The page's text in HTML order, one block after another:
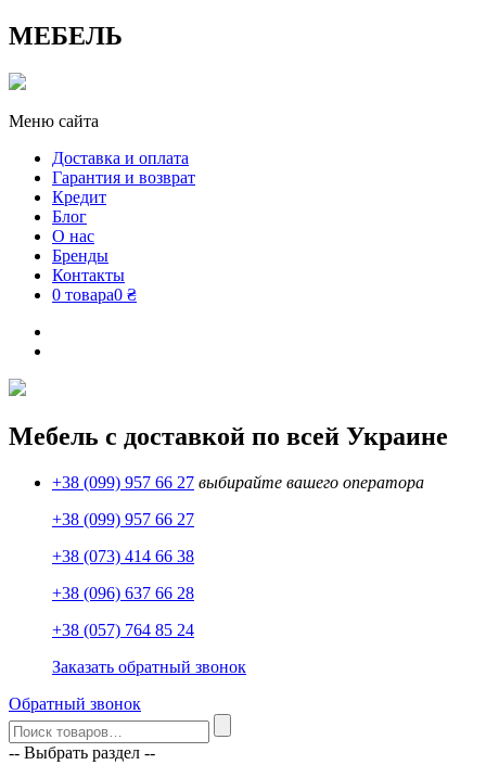
МЕБЕЛЬ
Меню сайта
Доставка и оплата
Гарантия и возврат
Кредит
Блог
О нас
Бренды
Контакты
0 товара0 ₴
Мебель с доставкой по всей Украине
+38 (099) 957 66 27 выбирайте вашего оператора
+38 (099) 957 66 27
+38 (073) 414 66 38
+38 (096) 637 66 28
+38 (057) 764 85 24
Заказать обратный звонок
Обратный звонок
-- Выбрать раздел --